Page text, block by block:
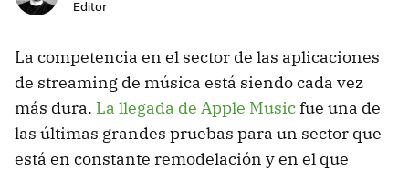
Editor
La competencia en el sector de las aplicaciones
de streaming de música está siendo cada vez
más dura. La llegada de Apple Musicfue una de
las últimas grandes pruebas para un sector que
está en constante remodelación y en el que